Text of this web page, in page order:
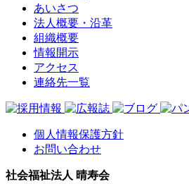
あいさつ
法人概要・沿革
組織概要
情報開示
アクセス
連絡先一覧
個人情報保護方針
お問い合わせ
社会福祉法人 晴寿会